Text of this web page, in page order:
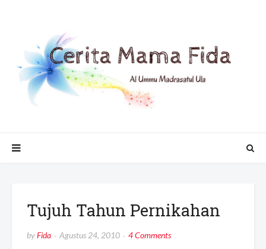
Tujuh Tahun Pernikahan
byFida Agustus 24, 2010 4 Comments